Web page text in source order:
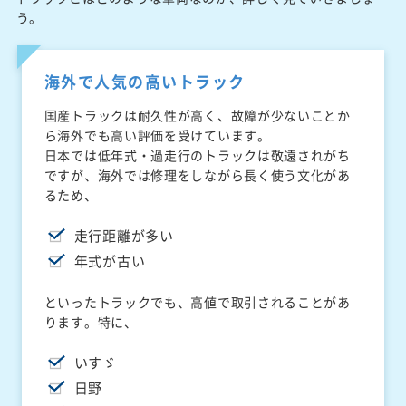
う。
海外で人気の高いトラック
国産トラックは耐久性が高く、故障が少ないことか
ら海外でも高い評価を受けています。
日本では低年式・過走行のトラックは敬遠されがち
ですが、海外では修理をしながら長く使う文化があ
るため、
走行距離が多い
年式が古い
といったトラックでも、高値で取引されることがあ
ります。特に、
いすゞ
日野